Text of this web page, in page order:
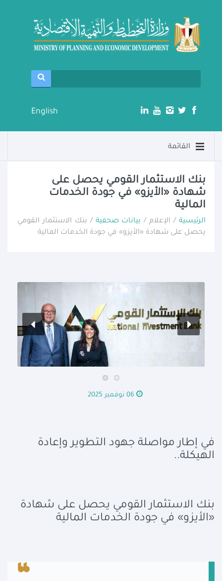
English
القائمة
بنك الاستثمار القومي يحصل على
شهادة «الأيزو» في جودة الخدمات
المالية
الرئيسية/ الإعلام / بيانات صحفية / بنك الاستثمار القومي
يحصل على شهادة «الأيزو» في جودة الخدمات المالية
06 نوفمبر 2025
في إطار مواصلة جهود التطوير وإعادة
الهيكلة..
بنك الاستثمار القومي يحصل على شهادة
«الأيزو» في جودة الخدمات المالية